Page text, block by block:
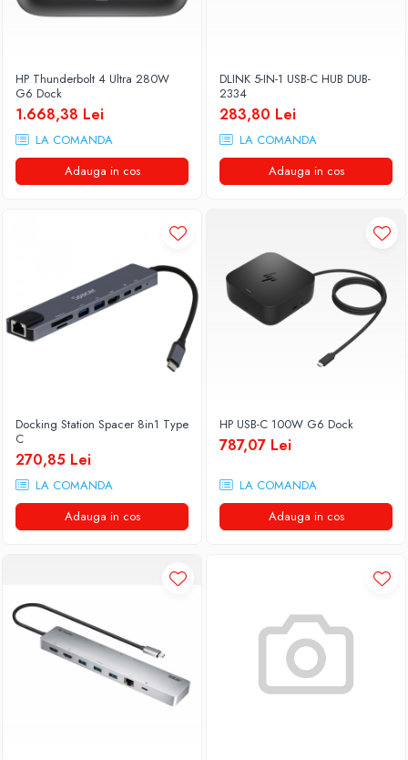
HP Thunderbolt 4 Ultra 280W
G6 Dock
1.668,38 Lei
LA COMANDA
Adauga in cos
DLINK 5-IN-1 USB-C HUB DUB-
2334
283,80 Lei
LA COMANDA
Adauga in cos
Docking Station Spacer 8in1 Type
C
270,85 Lei
LA COMANDA
Adauga in cos
HP USB-C 100W G6 Dock
787,07 Lei
LA COMANDA
Adauga in cos